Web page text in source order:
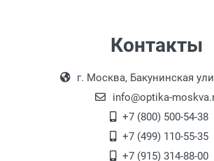
Оплата товара
18:00, по субботам с
офисе по адресу:
Переведеновский переулок
второй этаж, тел. +7 (499)
После того, как заказ
Контакты
г. Москва, Бакунинская
info@optika-
+7 (800) 500-54-38
+7 (499) 110-55-35
+7 (915) 314-88-00